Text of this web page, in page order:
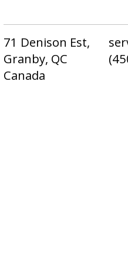
71 Denison Est,
Granby, QC
Canada